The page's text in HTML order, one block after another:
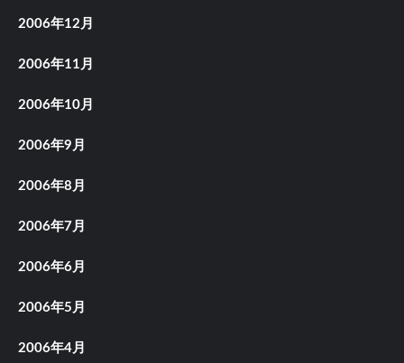
2006年12月
2006年11月
2006年10月
2006年9月
2006年8月
2006年7月
2006年6月
2006年5月
2006年4月